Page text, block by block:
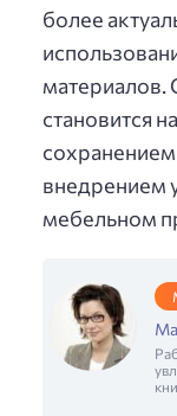
более
становится
внедрением
мебельном